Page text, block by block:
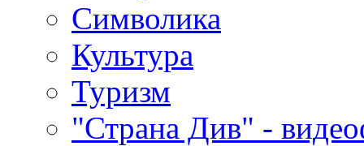
Символика
Культура
Туризм
"Страна Див" -